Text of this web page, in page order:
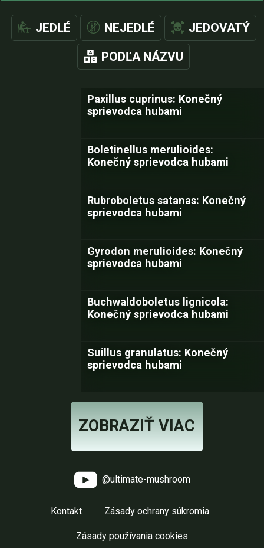
JEDLÉ NEJEDLÉ JEDOVATÝ
PODĽA NÁZVU
Paxillus cuprinus: Konečný
sprievodca hubami
Boletinellus merulioides:
Konečný sprievodca hubami
Rubroboletus satanas: Konečný
sprievodca hubami
Gyrodon merulioides: Konečný
sprievodca hubami
Buchwaldoboletus lignicola:
Konečný sprievodca hubami
Suillus granulatus: Konečný
sprievodca hubami
ZOBRAZIŤ VIAC
@ultimate-mushroom
Kontakt Zásady ochrany súkromia
Zásady používania cookies